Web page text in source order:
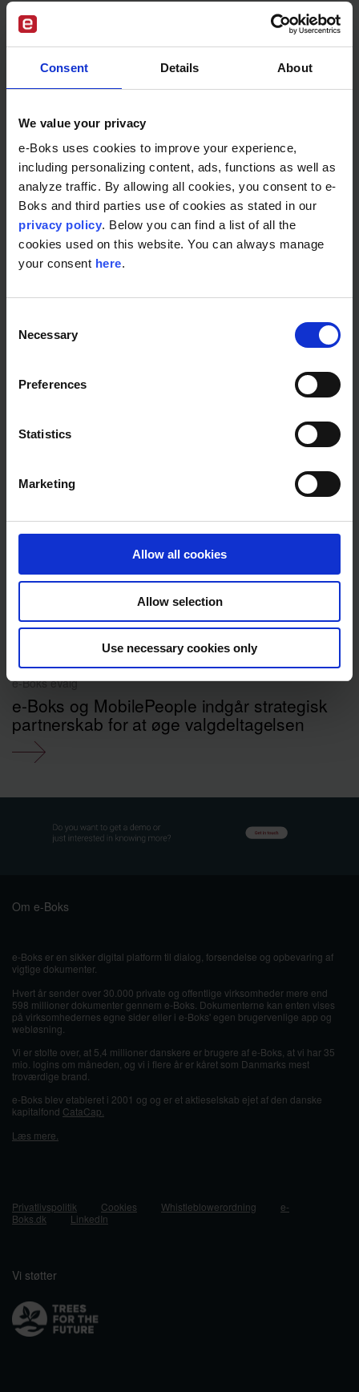
Consent Details About
We value your privacy
e-Boks uses cookies to improve your experience,
including personalizing content, ads, functions as well as
analyze traffic. By allowing all cookies, you consent to e-
Boks and third parties use of cookies as stated in our
privacy policy. Below you can find a list of all the
cookies used on this website. You can always manage
your consent here.
Selection
Necessary
Preferences
Statistics
Marketing
Allow all cookies
Allow selection
Use necessary cookies only
Digital underskrift
EUDI
Portalløsning
e-Boks eValg
e-Boks uden CPR
e-Wallet
eIDAS 2.0
e-Boks eValg
e-Boks og MobilePeople indgår strategisk
partnerskab for at øge valgdeltagelsen
Om e-Boks
e-Boks er en sikker digital platform til dialog, forsendelse og opbevaring af
vigtige dokumenter.
Hvert år sender over 30.000 private og offentlige virksomheder mere end
598 millioner dokumenter gennem e-Boks. Dokumenterne kan enten vises
på virksomhedernes egne sider eller i e-Boks' egen brugervenlige app og
webløsning.
Vi er stolte over, at 5,4 millioner danskere er brugere af e-Boks, at vi har 35
mio. logins om måneden, og vi i flere år er kåret som Danmarks mest
troværdige brand.
e-Boks blev etableret i 2001 og og er et aktieselskab ejet af den danske
kapitalfond CataCap.
Læs mere.
Privatlivspolitik Cookies Whistleblowerordning
e-
Boks.dk
LinkedIn
Vi støtter